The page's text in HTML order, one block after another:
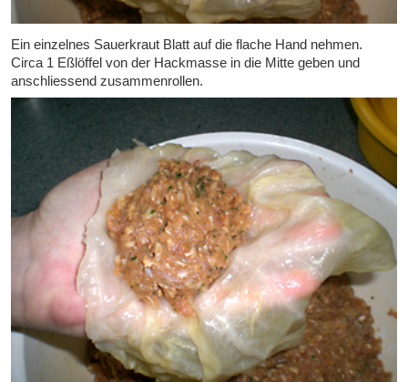
Ein einzelnes Sauerkraut Blatt auf die flache Hand nehmen.
Circa 1 Eßlöffel von der Hackmasse in die Mitte geben und
anschliessend zusammenrollen.